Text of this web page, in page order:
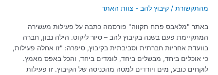
מהתקשורת / קיבוץ להב - צוות האתר
באתר "מלאבס פתח תקווה" פורסמה כתבה על פעילות מעשירה
המתקיימת פעם בשנה בקיבוץ להב – סיור ליקוט. הילה נבון, חברה
בוועדת אחריות חברתית וסביבתית בקיבוץ, סיפרה: "זו אחלה פעילות,
כי אוכלים ביחד, מבשלים ביחד, לומדים ביחד, והכל באפס מאמץ.
לוקחים כובע, מים ויורדים למטה מהכניסה של הקיבוץ. זו פעילות